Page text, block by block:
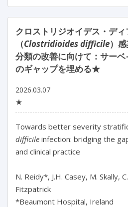
クロストリジオイデス・デ
（Clostridioides difficile）
分類の改善に向けて：サー
のギャップを埋める★
2026.03.07
★
Towards better severity
difficile infection: bridging the
and clinical practice
N. Reidy*, J.H. Casey, M. Skally,
Fitzpatrick
*Beaumont Hospital, Ireland